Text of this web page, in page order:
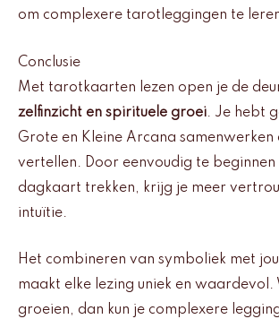
om complexere tarotleggingen te
Conclusie
Met tarotkaarten lezen open je de
zelfinzicht en spirituele groei. Je hebt
Grote en Kleine Arcana samenwerken
vertellen. Door eenvoudig te beginnen
dagkaart trekken, krijg je meer
intuïtie.
Het combineren van symboliek met
maakt elke lezing uniek en waardevol.
groeien, dan kun je complexere